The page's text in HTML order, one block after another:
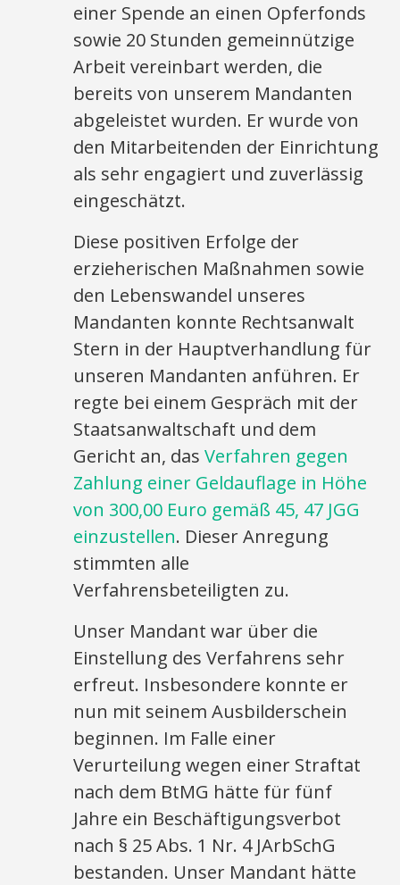
einer Spende an einen Opferfonds
sowie 20 Stunden gemeinnützige
Arbeit vereinbart werden, die
bereits von unserem Mandanten
abgeleistet wurden. Er wurde von
den Mitarbeitenden der Einrichtung
als sehr engagiert und zuverlässig
eingeschätzt.
Diese positiven Erfolge der
erzieherischen Maßnahmen sowie
den Lebenswandel unseres
Mandanten konnte Rechtsanwalt
Stern in der Hauptverhandlung für
unseren Mandanten anführen. Er
regte bei einem Gespräch mit der
Staatsanwaltschaft und dem
Gericht an, dasVerfahren gegen
Zahlung einer Geldauflage in Höhe
von 300,00 Euro gemäß 45, 47 JGG
einzustellen. Dieser Anregung
stimmten alle
Verfahrensbeteiligten zu.
Unser Mandant war über die
Einstellung des Verfahrens sehr
erfreut. Insbesondere konnte er
nun mit seinem Ausbilderschein
beginnen. Im Falle einer
Verurteilung wegen einer Straftat
nach dem BtMG hätte für fünf
Jahre ein Beschäftigungsverbot
nach § 25 Abs. 1 Nr. 4 JArbSchG
bestanden. Unser Mandant hätte